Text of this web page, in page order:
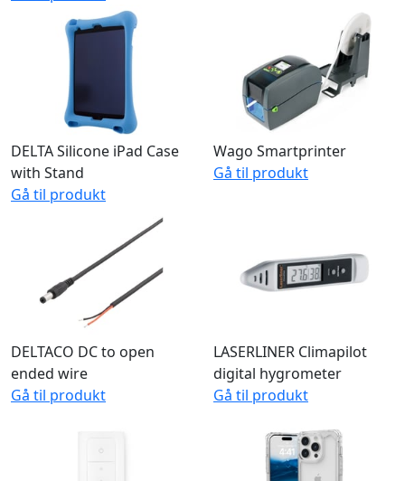
PTZ Kamera med Wi-Fi
Gå til produkt
Earthed Device Cable
Gå til produkt
DELTA Silicone iPad Case
with Stand
Gå til produkt
Gå til produkt
LASERLINER Climapilot
digital hygrometer